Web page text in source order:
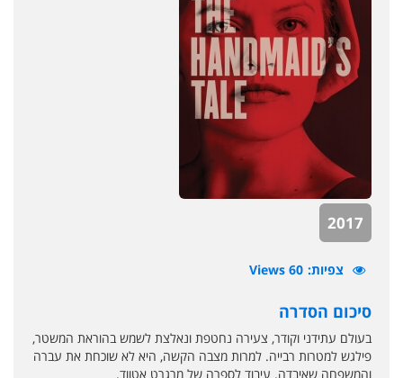
2017
צפיות 60 Views
סיכום הסדרה
בעולם עתידני וקודר, צעירה נחטפת ונאלצת לשמש בהוראת המשטר,
פילגש למטרות רבייה. למרות מצבה הקשה, היא לא שוכחת את עברה
והמשפחה שאיבדה. עיבוד לספרה של מרגרט אטווד.